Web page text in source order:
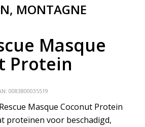
MONTAGNE
Masque
Protein
0083800035519
Masque Coconut Protein
proteïnen voor beschadigd,